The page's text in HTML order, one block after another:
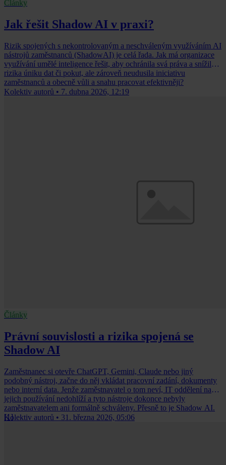
Články
Jak řešit Shadow AI v praxi?
Rizik spojených s nekontrolovaným a neschváleným využíváním AI
nástrojů zaměstnanců (ShadowAI) je celá řada. Jak má organizace
využívání umělé inteligence řešit, aby ochránila svá práva a snížila
rizika úniku dat či pokut, ale zároveň neudusila iniciativu
zaměstnanců a obecně vůli a snahu pracovat efektivněji?
Kolektiv autorů • 7. dubna 2026, 12:19
Články
Právní souvislosti a rizika spojená se
Shadow AI
Zaměstnanec si otevře ChatGPT, Gemini, Claude nebo jiný
podobný nástroj, začne do něj vkládat pracovní zadání, dokumenty
nebo interní data. Jenže zaměstnavatel o tom neví, IT oddělení na
jejich používání nedohlíží a tyto nástroje dokonce nebyly
zaměstnavatelem ani formálně schváleny. Přesně to je Shadow AI.
[1]
Kolektiv autorů • 31. března 2026, 05:06